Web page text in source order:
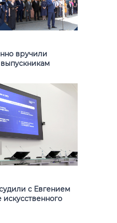
вручили
с Евгением
искусственного